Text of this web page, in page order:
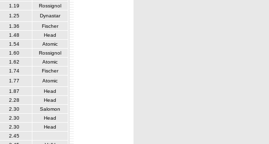
1.19
Rossignol
1.25
Dynastar
1.36
Fischer
1.48
Head
1.54
Atomic
1.60
Rossignol
1.62
Atomic
1.74
Fischer
1.77
Atomic
1.87
Head
2.28
Head
2.30
Salomon
2.30
Head
2.30
Head
2.45